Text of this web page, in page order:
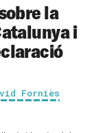
la
i
Forniès